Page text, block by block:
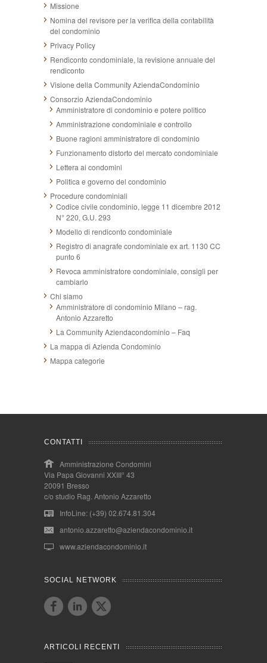
Missione
Nomina del revisore per la verifica della contabilità
del condominio
Privacy Policy
Rendiconto condominiale, la revisione annuale del
rendiconto
Visione della Community AziendaCondominio
Consorzio AziendaCondominio
Amministratore di condominio e potere politico
Amministrazione condominiale e controllo
Buone ragioni amministratore di condominio
Funzionamento distorto del mercato condominiale
Lettera ai condomini
Politica e governo del condominio
Procedure condominiali
Codice civile condominio, legge 11 dicembre 2012
N° 220, G.U. 293
Modello di rendiconto condominiale
Registro di anagrafe condominiale ex art. 1130 CC
punto 6
Revoca amministratore condominiale, consigli per
cambiarlo
Chi siamo
Amministratore di condominio Milano – rag.
Antonio Azzaretto
La Community Aziendacondominio – Faq
La mappa di Azienda Condominio
Mappa categorie
CONTATTI
Amministrazione Condomini
Via Papa Giovanni XXIII° 43
20091 Bresso
c/o studio Rag. Antonio Azzaretto
InfoLine: (+39) 02.674.81.304
antonio.azzaretto@aziendacondominio.it
www.aziendacondominio.it
SOCIAL NETWORK
ARTICOLI RECENTI